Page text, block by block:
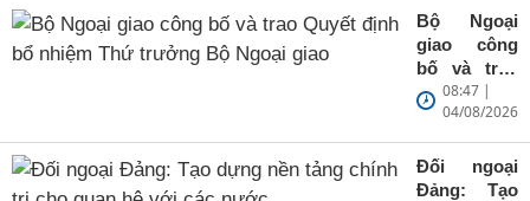
chỉ đạo
phiên họp
toàn thể về
đối ngoại
Đảng và đối
dân
Bộ Ngoại
giao công
bố và trao
Quyết định
bổ nhiệm
Thứ trưởng
Bộ Ngoại
giao
08:47 |
04/08/2026
Đối ngoại
Đảng: Tạo